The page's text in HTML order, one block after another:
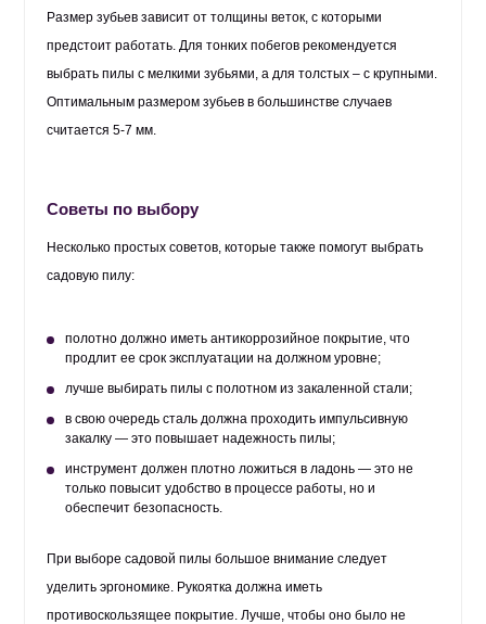
Размер зубьев зависит от толщины веток, с которыми
предстоит работать. Для тонких побегов рекомендуется
выбрать пилы с мелкими зубьями, а для толстых – с крупными.
Оптимальным размером зубьев в большинстве случаев
считается 5-7 мм.
Советы по выбору
Несколько простых советов, которые также помогут выбрать
садовую пилу:
полотно должно иметь антикоррозийное покрытие, что
продлит ее срок эксплуатации на должном уровне;
лучше выбирать пилы с полотном из закаленной стали;
в свою очередь сталь должна проходить импульсивную
закалку — это повышает надежность пилы;
инструмент должен плотно ложиться в ладонь — это не
только повысит удобство в процессе работы, но и
обеспечит безопасность.
При выборе садовой пилы большое внимание следует
уделить эргономике. Рукоятка должна иметь
противоскользящее покрытие. Лучше, чтобы оно было не